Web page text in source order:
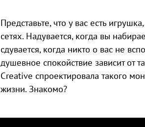
Представьте, что у вас есть
сетях. Надувается, когда вы
сдувается, когда никто о вас не
душевное спокойствие зависит от
Creative спроектировала такого
жизни. Знакомо?